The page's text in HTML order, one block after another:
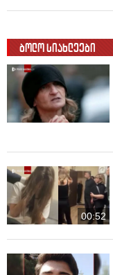
ბოლო სიახლეები
00:52